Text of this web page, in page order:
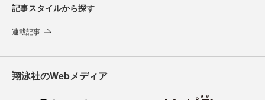
記事スタイルから探す
連載記事
翔泳社のWebメディア